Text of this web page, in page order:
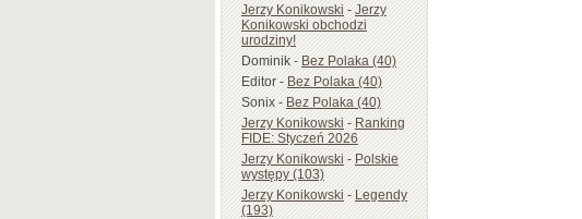
Jerzy Konikowski-Jerzy
Konikowski obchodzi
urodziny!
Dominik-Bez Polaka (40)
Editor-Bez Polaka (40)
Sonix-Bez Polaka (40)
Jerzy Konikowski-Ranking
FIDE: Styczeń 2026
Jerzy Konikowski-Polskie
występy (103)
Jerzy Konikowski-Legendy
(193)